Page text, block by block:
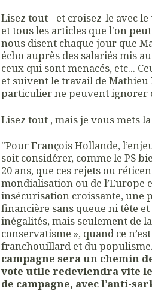
Lisez tout - et croisez-le avec
et tous les articles que l'on
nous disent chaque jour que
écho auprès des salariés mis
ceux qui sont menacés, etc...
et suivent le travail de Mathieu
particulier ne peuvent ignorer
Lisez tout , mais je vous mets
"Pour François Hollande,
soit considérer, comme le PS
20 ans, que ces rejets ou
mondialisation ou de l’Europe
insécurisation croissante, une
financière sans queue ni tête
inégalités, mais seulement de
conservatisme », quand ce
franchouillard et du populisme.
campagne sera un chemin
vote utile redeviendra vite
de campagne, avec l’anti-